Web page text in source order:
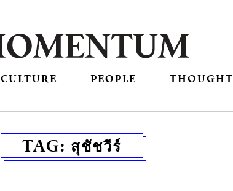
CULTURE PEOPLE THOUGHT
TAG: สุชัชวีร์